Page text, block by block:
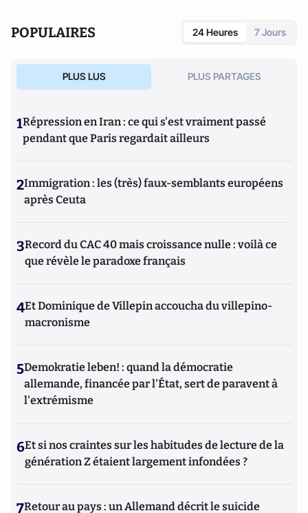
POPULAIRES 24 Heures 7 Jours
PLUS LUS PLUS PARTAGES
1Répression en Iran : ce qui s'est vraiment passé
pendant que Paris regardait ailleurs
2Immigration : les (très) faux-semblants européens
après Ceuta
3Record du CAC 40 mais croissance nulle : voilà ce
que révèle le paradoxe français
4Et Dominique de Villepin accoucha du villepino-
macronisme
5Demokratie leben! : quand la démocratie
allemande, financée par l'État, sert de paravent à
l'extrémisme
6Et si nos craintes sur les habitudes de lecture de la
génération Z étaient largement infondées ?
7Retour au pays : un Allemand décrit le suicide